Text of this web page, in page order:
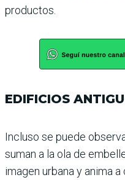
productos.
EDIFICIOS
Incluso se puede
suman a la ola de
imagen urbana y anima